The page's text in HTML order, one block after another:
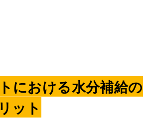
における水分補給の
ット